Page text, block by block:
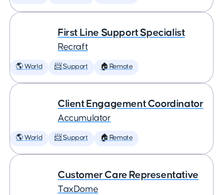
First Line Support Specialist
Recraft
🌎 World 📨 Support 🏠 Remote
Client Engagement Coordinator
Accumulator
🌎 World 📨 Support 🏠 Remote
Customer Care Representative
TaxDome